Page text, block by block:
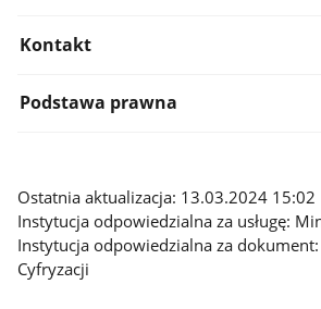
Kontakt
Podstawa prawna
Ostatnia aktualizacja: 13.03.2024 15:02
Instytucja odpowiedzialna za usługę:
Instytucja odpowiedzialna za
Cyfryzacji